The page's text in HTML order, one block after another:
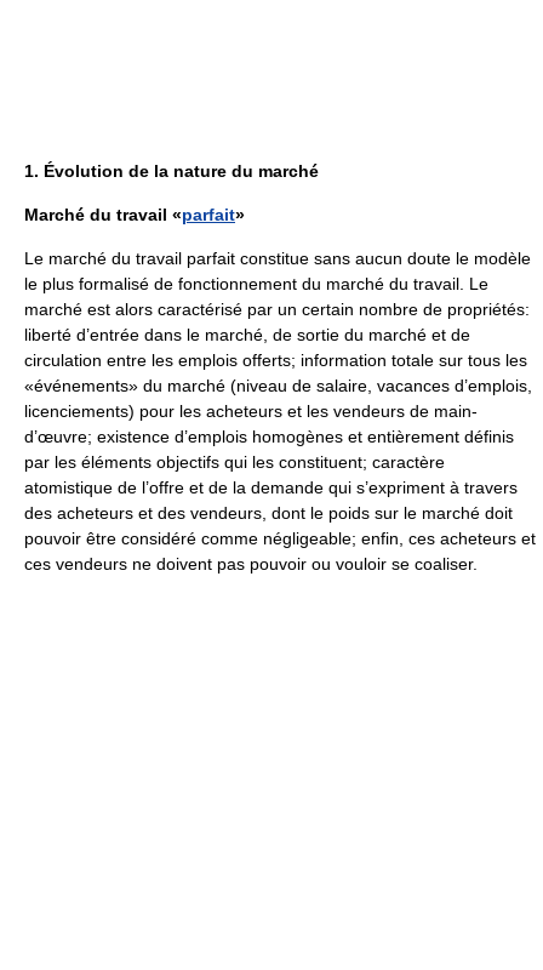
1. Évolution de la nature du marché
Marché du travail «parfait»
Le marché du travail parfait constitue sans aucun doute le modèle
le plus formalisé de fonctionnement du marché du travail. Le
marché est alors caractérisé par un certain nombre de propriétés:
liberté d’entrée dans le marché, de sortie du marché et de
circulation entre les emplois offerts; information totale sur tous les
«événements» du marché (niveau de salaire, vacances d’emplois,
licenciements) pour les acheteurs et les vendeurs de main-
d’œuvre; existence d’emplois homogènes et entièrement définis
par les éléments objectifs qui les constituent; caractère
atomistique de l’offre et de la demande qui s’expriment à travers
des acheteurs et des vendeurs, dont le poids sur le marché doit
pouvoir être considéré comme négligeable; enfin, ces acheteurs et
ces vendeurs ne doivent pas pouvoir ou vouloir se coaliser.